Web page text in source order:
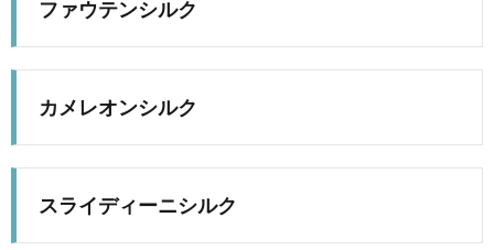
ファウテンシルク
カメレオンシルク
スライディーニシルク